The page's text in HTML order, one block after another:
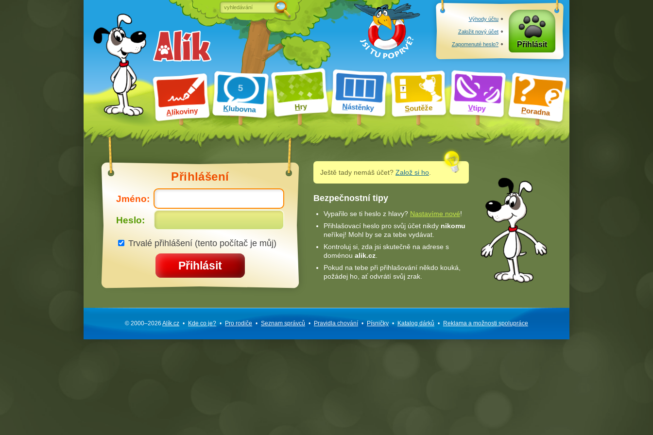
Alíkoviny Klubovna Hry Nástěnky Soutěže Vtipy Poradna
Výhody účtu
Založit nový účet
Zapomenuté heslo? Přihlásit
Přihlášení
Jméno:
Heslo:
Trvalé přihlášení (tento počítač je můj)
Přihlásit
Ještě tady nemáš účet? Založ si ho.
Bezpečnostní tipy
Vypařilo se ti heslo z hlavy? Nastavíme nové!
Přihlašovací heslo pro svůj účet nikdy nikomu
neříkej! Mohl by se za tebe vydávat.
Kontroluj si, zda jsi skutečně na adrese s
doménou alik.cz.
Pokud na tebe při přihlašování někdo kouká,
požádej ho, ať odvrátí svůj zrak.
© 2000–2026Alík.cz • Kde co je? • Pro rodiče • Seznam správců • Pravidla chování • Písničky • Katalog dárků • Reklama a možnosti spolupráce